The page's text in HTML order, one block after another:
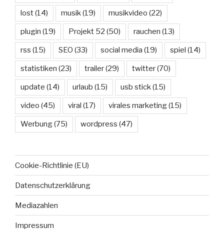
lost(14) musik(19) musikvideo (22)
plugin (19) Projekt 52 (50) rauchen (13)
rss (15) SEO (33) social media (19) spiel (14)
statistiken (23) trailer(29) twitter(70)
update (14) urlaub (15) usb stick(15)
video (45) viral (17) virales marketing(15)
Werbung(75) wordpress (47)
Cookie-Richtlinie (EU)
Datenschutzerklärung
Mediazahlen
Impressum